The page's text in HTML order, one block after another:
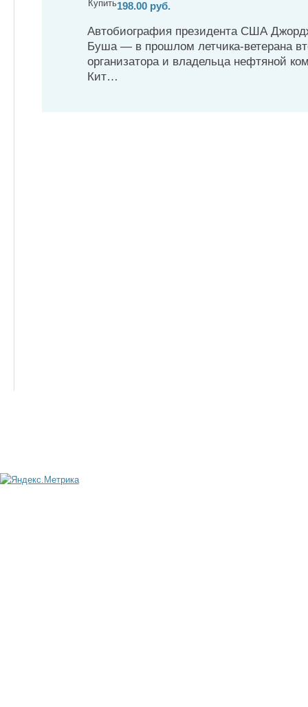
Купить198.00 руб.
Автобиография президента США
Буша — в прошлом летчика-ветерана
организатора и владельца нефтяной
Кит…